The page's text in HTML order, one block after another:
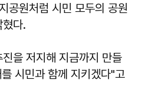
공원처럼 시민 모두의 공원
다.
을 저지해 지금까지 만들
시민과 함께 지키겠다"고